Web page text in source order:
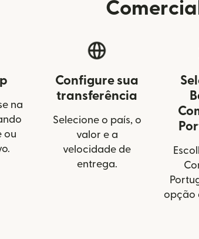
na
ou
Configure sua
transferência
Selecione o país, o
valor e a
velocidade de
entrega.
opção